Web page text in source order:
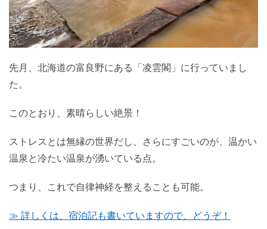
先月、北海道の富良野にある「凌雲閣」に行っていまし
た。
このとおり、素晴らしい絶景！
ストレスとは無縁の世界だし、さらにすごいのが、温かい
温泉と冷たい温泉が湧いている点。
つまり、これで自律神経を整えることも可能。
≫ 詳しくは、宿泊記も書いていますので、どうぞ！